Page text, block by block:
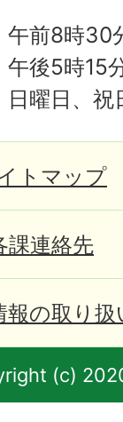
午前8時30
午後5時15
日曜日、
トマップ
課連絡先
報の取り扱
(c)